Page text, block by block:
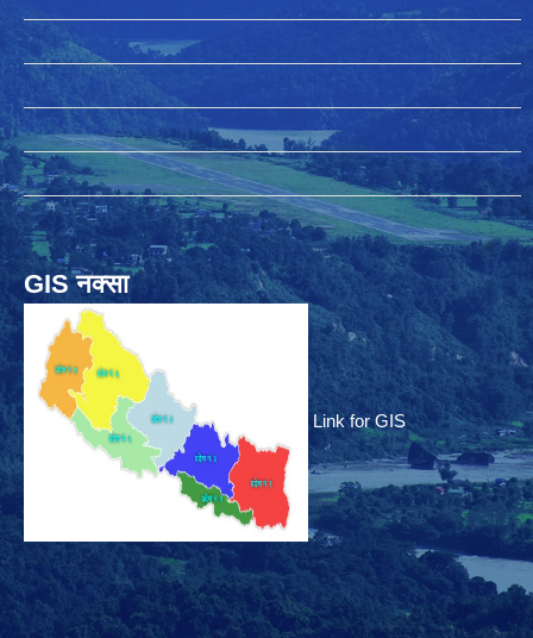
GIS नक्सा
Link for GIS